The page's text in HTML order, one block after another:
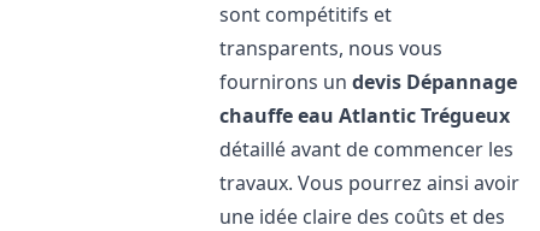
sont compétitifs et
transparents, nous vous
fournirons undevis Dépannage
chauffe eau AtlanticTrégueux
détaillé avant de commencer les
travaux. Vous pourrez ainsi avoir
une idée claire des coûts et des